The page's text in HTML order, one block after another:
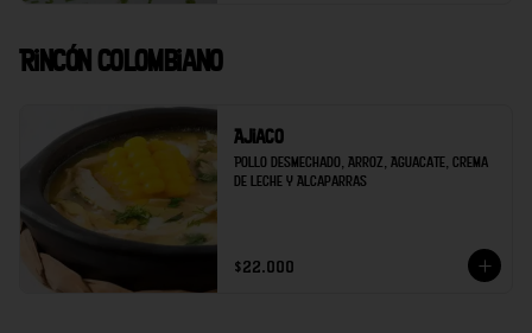
Rincón Colombiano
Ajiaco
Pollo desmechado, Arroz, Aguacate, Crema
de Leche y Alcaparras
$22.000